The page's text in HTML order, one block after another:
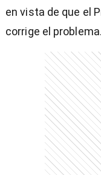
en vista de que el
corrige el problema.